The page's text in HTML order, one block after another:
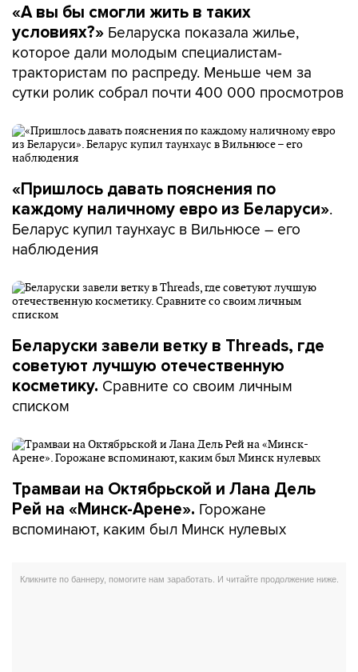
«А вы бы смогли жить в таких
условиях?» Беларуска показала жилье,
которое дали молодым специалистам-
трактористам по распреду. Меньше чем за
сутки ролик собрал почти 400 000 просмотров
«Пришлось давать пояснения по
каждому наличному евро из Беларуси».
Беларус купил таунхаус в Вильнюсе – его
наблюдения
Беларуски завели ветку в Threads, где
советуют лучшую отечественную
косметику. Сравните со своим личным
списком
Трамваи на Октябрьской и Лана Дель
Рей на «Минск-Арене». Горожане
вспоминают, каким был Минск нулевых